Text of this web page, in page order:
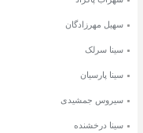
سهیل مهرزادگان
سینا سرلک
سینا پارسیان
سیروس جمشیدی
سینا درخشنده